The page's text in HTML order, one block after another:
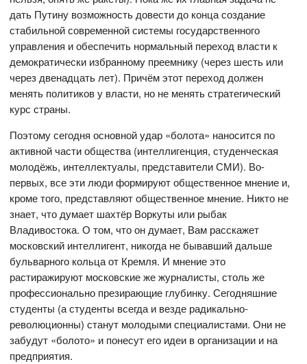
дать Путину возможность довести до конца создание
стабильной современной системы государственного
управления и обеспечить нормальный переход власти к
демократически избранному преемнику (через шесть или
через двенадцать лет). Причём этот переход должен
менять политиков у власти, но не менять стратегический
курс страны.
Поэтому сегодня основной удар «болота» наносится по
активной части общества (интеллигенция, студенческая
молодёжь, интеллектуалы, представители СМИ). Во-
первых, все эти люди формируют общественное мнение и,
кроме того, представляют общественное мнение. Никто не
знает, что думает шахтёр Воркуты или рыбак
Владивостока. О том, что он думает, Вам расскажет
московский интеллигент, никогда не бывавший дальше
бульварного кольца от Кремля. И мнение это
растиражируют московские же журналисты, столь же
профессионально презирающие глубинку. Сегодняшние
студенты (а студенты всегда и везде радикально-
революционны) станут молодыми специалистами. Они не
забудут «болото» и понесут его идеи в организации и на
предприятия.